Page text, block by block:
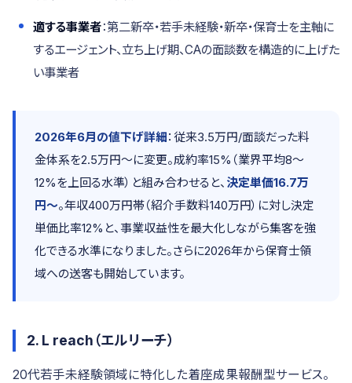
適する事業者：第二新卒・若手未経験・新卒・保育士を主軸に
するエージェント、立ち上げ期、CAの面談数を構造的に上げた
い事業者
2026年6月の値下げ詳細：従来3.5万円/面談だった料
金体系を2.5万円〜に変更。成約率15%（業界平均8〜
12%を上回る水準）と組み合わせると、 決定単価16.7万
円〜。年収400万円帯（紹介手数料140万円）に対し決定
単価比率12%と、事業収益性を最大化しながら集客を強
化できる水準になりました。さらに2026年から保育士領
域への送客も開始しています。
2. L reach（エルリーチ）
20代若手未経験領域に特化した着座成果報酬型サービス。